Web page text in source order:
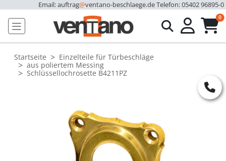
Email: auftrag@ventano-beschlaege.deTelefon: 05402 96895-0
0
Startseite
Einzelteile für Türbeschläge
aus poliertem Messing
Schlüssellochrosette B4211PZ